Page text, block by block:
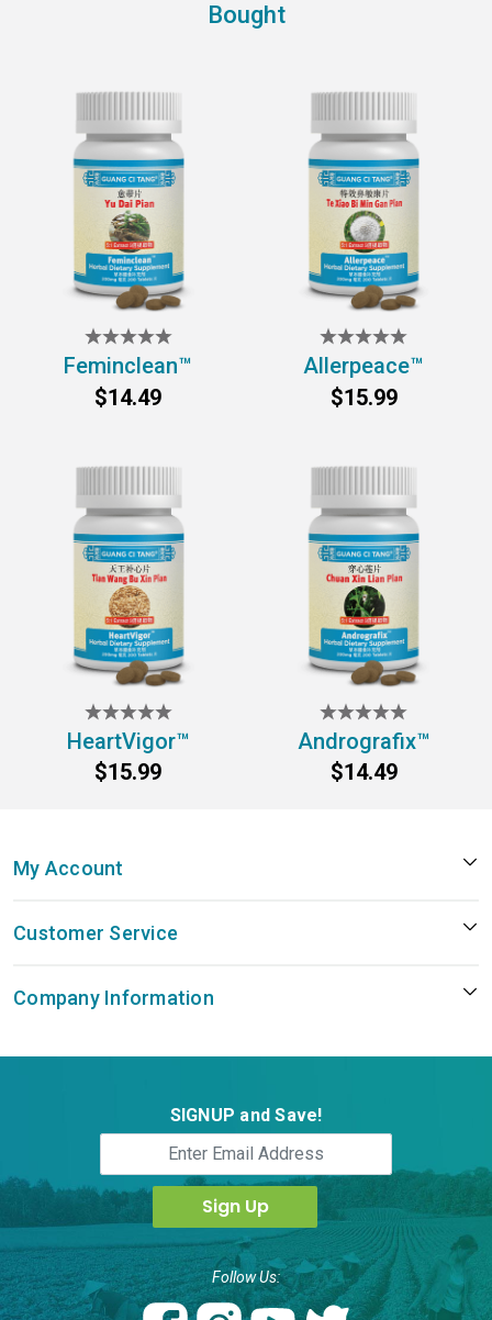
Bought
Feminclean™
$14.49
Allerpeace™
$15.99
HeartVigor™
$15.99
Andrografix™
$14.49
My Account
Customer Service
Company Information
SIGNUP and Save!
Follow Us: